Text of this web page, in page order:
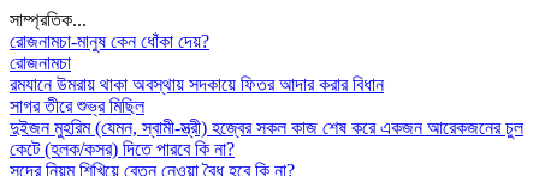
সাম্প্রতিক...
রোজনামচা-মানুষ কেন ধোঁকা দেয়?
রোজনামচা
রমযানে উমরায় থাকা অবস্থায় সদকায়ে ফিতর আদার করার বিধান
সাগর তীরে শুভ্র মিছিল
দুইজন মুহরিম (যেমন, স্বামী-স্ত্রী) হজ্বের সকল কাজ শেষ করে একজন আরেকজনের চুল
কেটে (হলক/কসর) দিতে পারবে কি না?
সুদের নিয়ম শিখিয়ে বেতন নেওয়া বৈধ হবে কি না?